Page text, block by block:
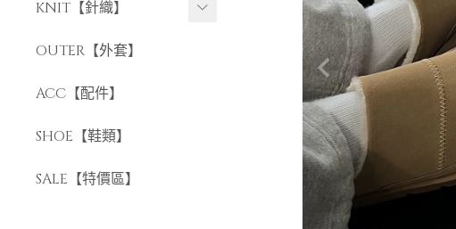
長褲
短褲
KNIT【針織】
短袖針織
長袖針織
OUTER【外套】
ACC【配件】
SHOE【鞋類】
SALE【特價區】